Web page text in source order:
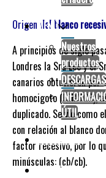
MENÚ
Nuestros
productos
DESCARGAS
ÚTIL
CATÁLOGOS
CONTACTO
Origen del blanco
A principios de siglo
Londres la Sra Lee y el
canarios obtuvieron por
homocigoto (ECB/ECB),
duplicado. Se vio como
con relación al blanco
factor recesivo, por lo
minúsculas: (cb/cb).